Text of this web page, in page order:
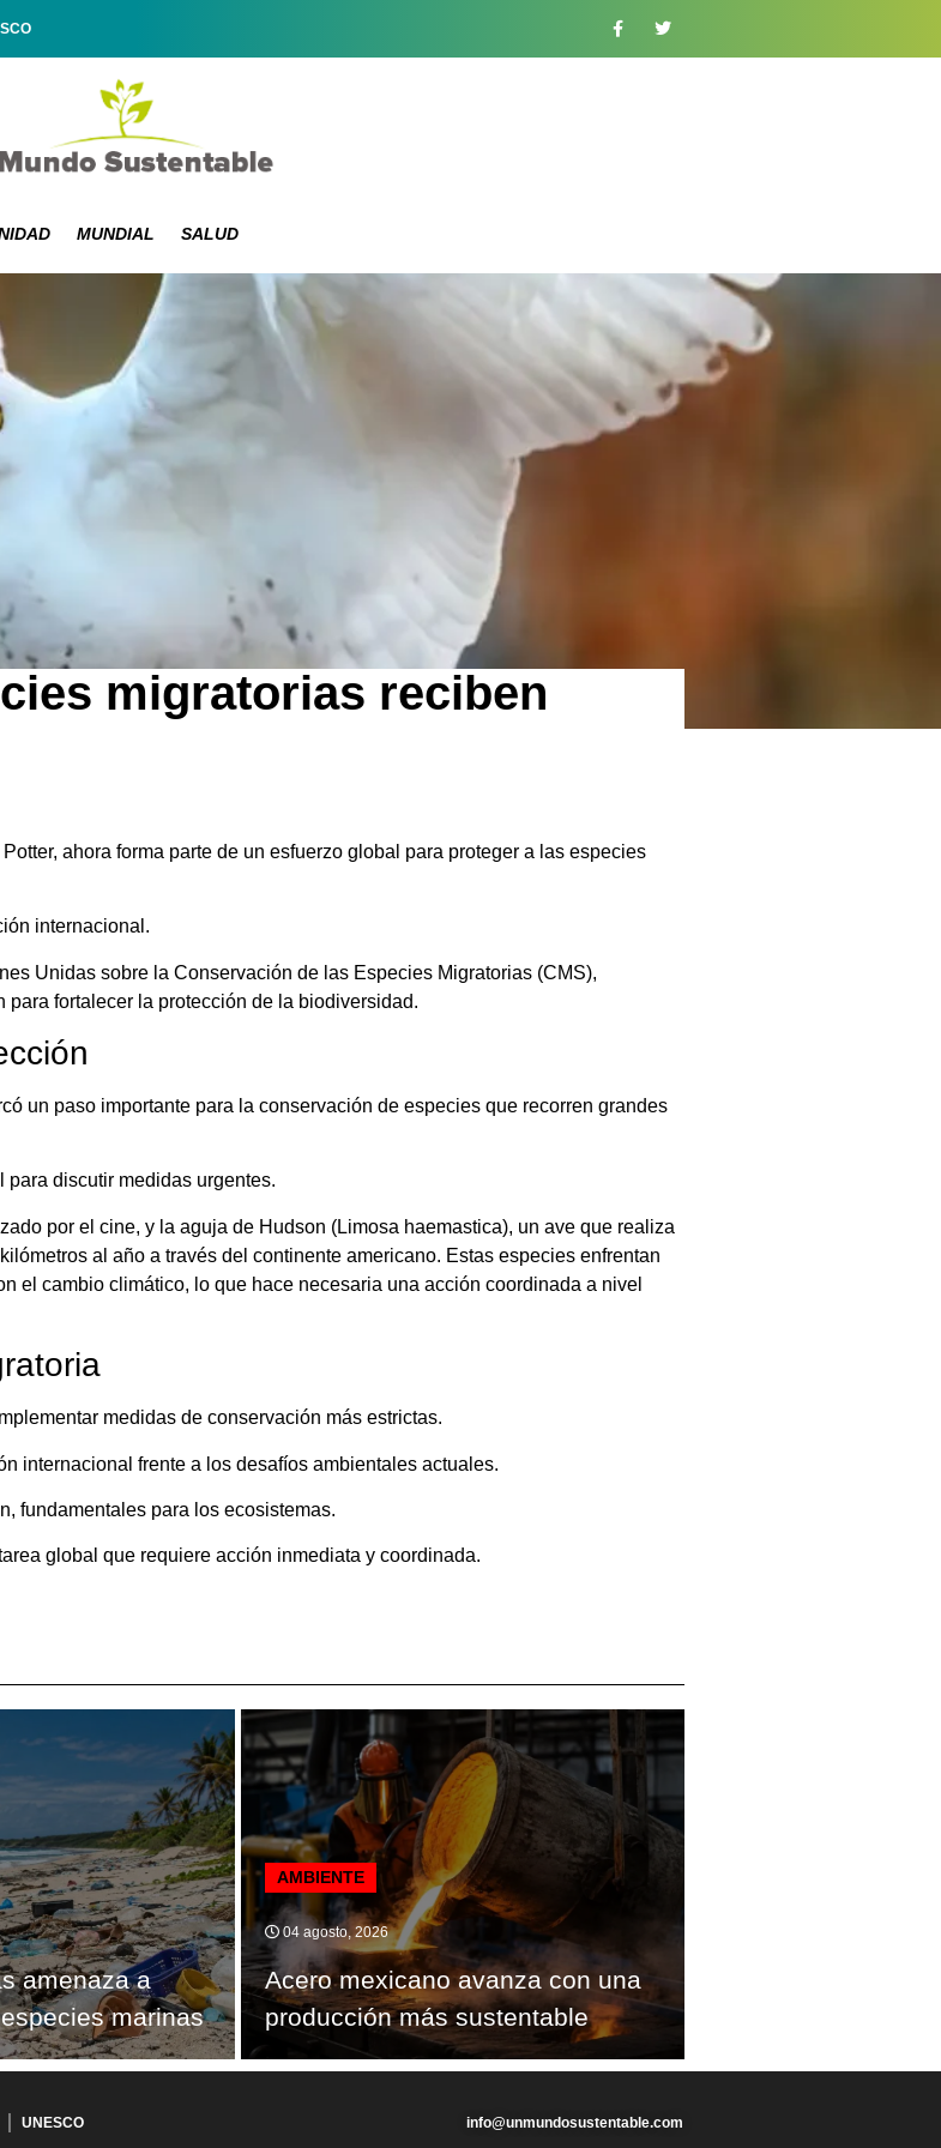
MUNDIAL SALUD
migratorias reciben
ahora forma parte de un esfuerzo global para proteger a las especies
internacional.
Unidas sobre la Conservación de las Especies Migratorias (CMS),
fortalecer la protección de la biodiversidad.
un paso importante para la conservación de especies que recorren grandes
discutir medidas urgentes.
por el cine, y la aguja de Hudson (Limosa haemastica), un ave que realiza
al año a través del continente americano. Estas especies enfrentan
el cambio climático, lo que hace necesaria una acción coordinada a nivel
medidas de conservación más estrictas.
internacional frente a los desafíos ambientales actuales.
fundamentales para los ecosistemas.
global que requiere acción inmediata y coordinada.
amenaza a
marinas
AMBIENTE
04 agosto, 2026
Acero mexicano avanza con una
producción más sustentable
UNESCO info@unmundosustentable.com